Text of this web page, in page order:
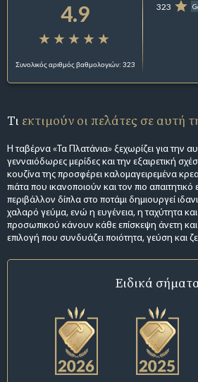
4.9
Συνολικός αριθμός βαθμολογιών: 323
323
Τι εκτιμούν οι πελάτες σε αυτή
Η ταβέρνα «Τα Πλατάνια» ξεχωρίζει για την
γενναιόδωρες μερίδες και την εξαιρετική
κουζίνα της προσφέρει καλομαγειρεμένα
πιάτα που ικανοποιούν και τον πιο απαιτητικό
περιβάλλον δίπλα στο ποτάμι δημιουργεί
χαλαρό γεύμα, ενώ η ευγένεια, η ταχύτητα
προσωπικού κάνουν κάθε επίσκεψη άνετη και
επιλογή που συνδυάζει ποιότητα, γεύση και
Ειδικά